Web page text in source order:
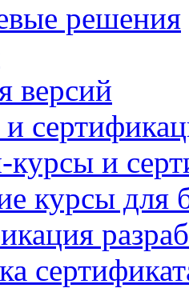
решения
версий
и
курсы для